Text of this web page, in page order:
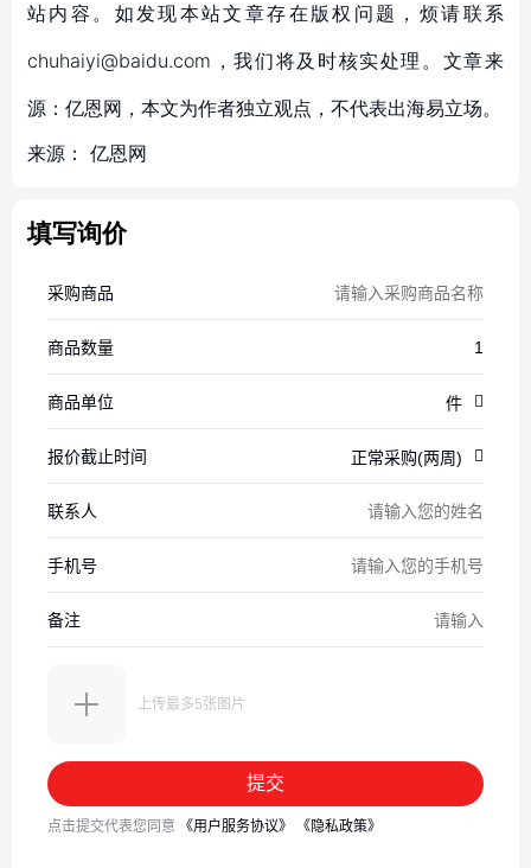
站内容。如发现本站文章存在版权问题，烦请联系
chuhaiyi@baidu.com，我们将及时核实处理。文章来
源：亿恩网，本文为作者独立观点，不代表出海易立场。
来源： 亿恩网
填写询价